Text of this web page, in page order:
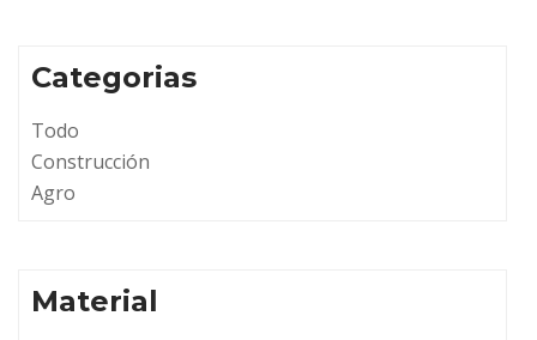
Categorias
Todo
Construcción
Agro
Material